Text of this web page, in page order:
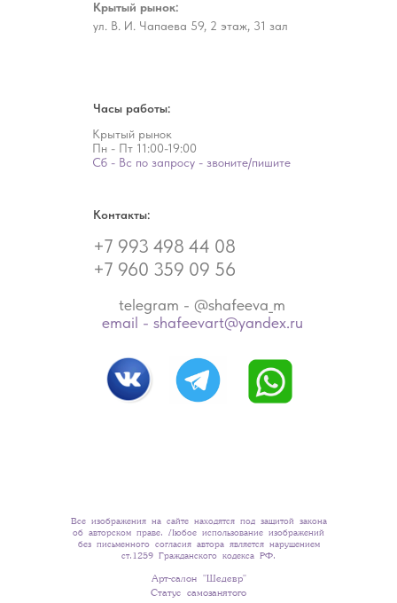
+7 993 498 44 08
+7 960 359 09 56
Крытый рынок:
ул. В. И. Чапаева 59, 2 этаж, 31 зал
Контакты:
Крытый рынок
Пн - Пт 11:00-19:00
Сб - Вс по запросу - звоните/пишите
Часы работы:
telegram - @shafeeva_m
email - shafeevart@yandex.ru
Арт-салон "Шедевр"
Статус самозанятого
Все изображения на сайте находятся под защитой закона
об авторском праве. Любое использование изображений
без письменного согласия автора является нарушением
ст.1259 Гражданского кодекса РФ.